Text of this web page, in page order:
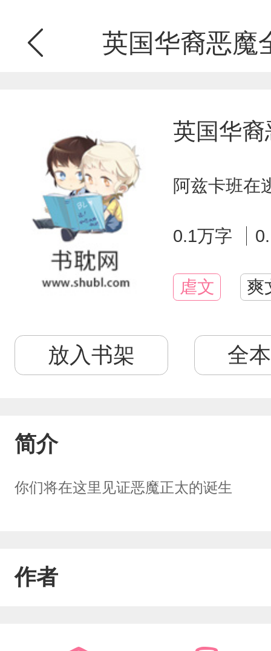
英国华裔恶魔
英国华
阿兹卡班在
0.1万字
虐文 爽
放入书架 全
简介
你们将在这里见证恶魔正太的诞生
作者